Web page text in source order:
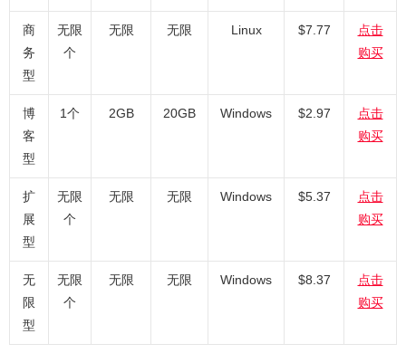
商
务
型
无限
个
无限 无限 Linux $7.77
点击
购买
博
客
型
1个 2GB 20GB Windows $2.97
点击
购买
扩
展
型
无限
个
无限 无限 Windows $5.37
点击
购买
无
限
型
无限
个
无限 无限 Windows $8.37
点击
购买